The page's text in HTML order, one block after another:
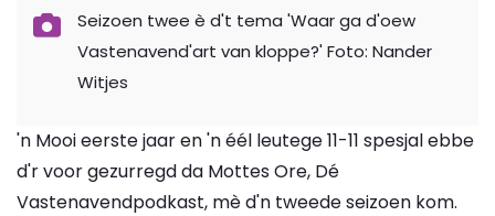
Seizoen twee è d't tema 'Waar ga d'oew
Vastenavend'art van kloppe?' Foto: Nander
Witjes
'n Mooi eerste jaar en 'n éél leutege 11-11 spesjal ebbe
d'r voor gezurregd da Mottes Ore, Dé
Vastenavendpodkast, mè d'n tweede seizoen kom.